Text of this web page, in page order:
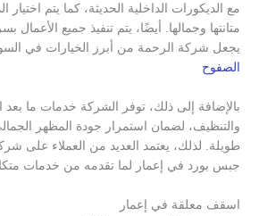
مع الديكورات الداخلية الحديثة، كما يتم اختيار
متانتها وجمالها. أيضًا، يتم تنفيذ جميع الأعمال
يجعل شركة الرحمة من أبرز الخيارات في
الصفوح
بالإضافة إلى ذلك، توفر الشركة خدمات ما بعد
والتنظيف، لضمان استمرار جودة المظهر
طويلة. لذلك، يعتمد العديد من العملاء على
جبس بورد في إعمار لما تقدمه من خدمات
اسقف معلقة في إعمار